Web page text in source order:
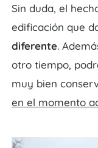
Sin duda, el
edificación que
diferente.
otro tiempo,
muy bien
en el momento